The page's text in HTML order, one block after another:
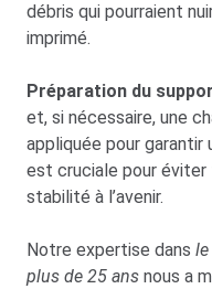
débris qui pourraient
imprimé.
Préparation du
et, si nécessaire, une
appliquée pour
est cruciale pour éviter
stabilité à l’avenir.
Notre expertise dans
plus de 25 ans nous a